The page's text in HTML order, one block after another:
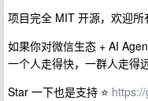
项目完全 MIT 开源，欢迎所
如果你对微信生态 + AI
一个人走得快，一群人走得
Star 一下也是支持 ⭐️